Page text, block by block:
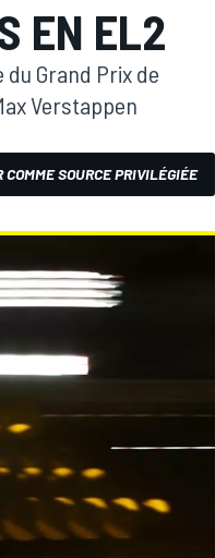
EN EL2
Grand Prix de
Verstappen
SOURCE PRIVILÉGIÉE